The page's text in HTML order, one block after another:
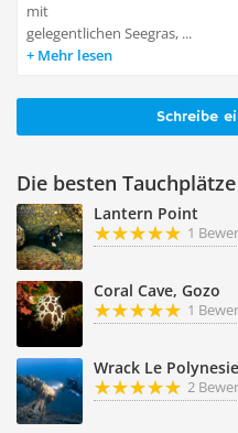
mit
gelegentlichen Seegras, ...
Mehr lesen
Schreibe
Die besten Tauchplätze
Lantern Point
1
Coral Cave, Gozo
1
Wrack Le
2